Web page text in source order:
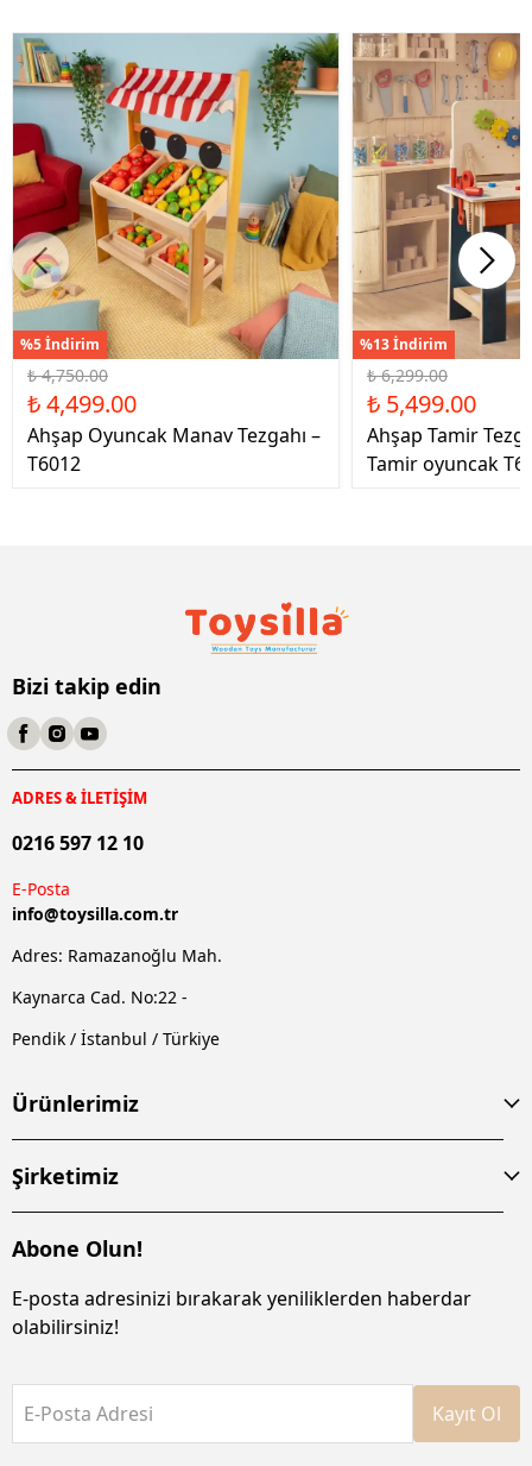
%5 İndirim
₺ 4,750.00
₺ 4,499.00
Ahşap Oyuncak Manav Tezgahı –
T6012
%13 İndirim
₺ 6,299.00
₺ 5,499.00
Ahşap Tamir
Tamir oyuncak
Bizi takip edin
ADRES & İLETİŞİM
0216 597 12 10
E-Posta
info@toysilla.com.tr
Adres: Ramazanoğlu Mah.
Kaynarca Cad. No:22 -
Pendik / İstanbul / Türkiye
Ürünlerimiz
Şirketimiz
Abone Olun!
E-posta adresinizi bırakarak yeniliklerden haberdar
olabilirsiniz!
E-Posta Adresi Kayıt Ol